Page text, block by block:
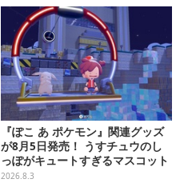
『ぽこ あ ポケモン』関連グッズ
が8月5日発売！ うすチュウのし
っぽがキュートすぎるマスコット
など、まとめてご紹介
2026.8.3